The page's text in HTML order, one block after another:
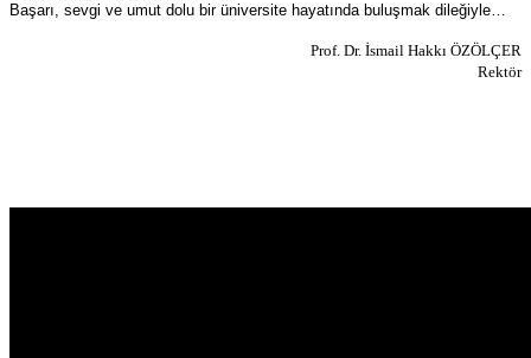
Başarı, sevgi ve umut dolu bir üniversite hayatında buluşmak dileğiyle…
Prof. Dr. İsmail Hakkı ÖZÖLÇER
Rektör